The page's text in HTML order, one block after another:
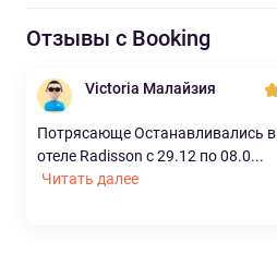
Отзывы с Booking
Victoria Малайзия
Потрясающе Останавливались в
отеле Radisson с 29.12 по 08.0...
Читать далее